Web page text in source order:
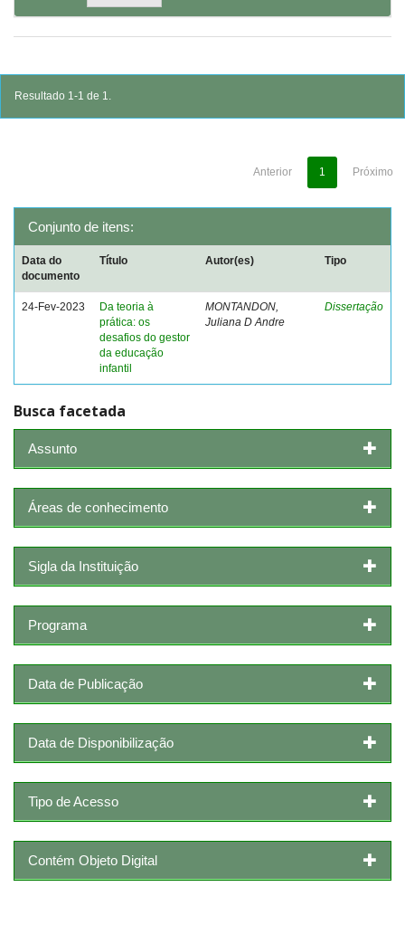
Resultado 1-1 de 1.
Anterior 1 Próximo
Conjunto de itens:
Data do
documento
Título Autor(es) Tipo
24-Fev-2023
Da teoria à
prática: os
desafios do gestor
da educação
infantil
MONTANDON,
Juliana D Andre
Dissertação
Busca facetada
Assunto
Áreas de conhecimento
Sigla da Instituição
Programa
Data de Publicação
Data de Disponibilização
Tipo de Acesso
Contém Objeto Digital